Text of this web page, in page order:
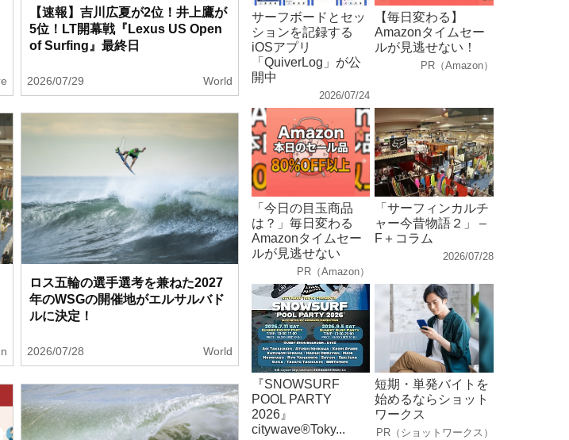
【速報】吉川広夏が2位！井上鷹が
5位！LT開幕戦『Lexus US Open
of Surfing』最終日
2026/07/29 World
ロス五輪の選手選考を兼ねた2027
年のWSGの開催地がエルサルバド
ルに決定！
2026/07/28 World
サーフボードとセッ
ションを記録する
iOSアプリ
「QuiverLog」が公
開中
2026/07/24
【毎日変わる】
Amazonタイムセー
ルが見逃せない！
PR（Amazon）
「今日の目玉商品
は？」毎日変わる
Amazonタイムセー
ルが見逃せない
PR（Amazon）
「サーフィンカルチ
ャー今昔物語２」 –
F＋コラム
2026/07/28
『SNOWSURF
POOL PARTY
2026』
citywave®︎Toky...
短期・単発バイトを
始めるならショット
ワークス
PR（ショットワークス）